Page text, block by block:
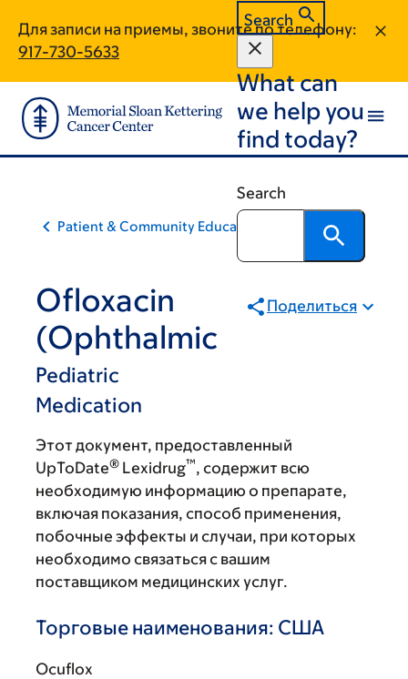
main
content
footer
Для записи на приемы, звоните по телефону:
917-730-5633
Search
What can
we help you
find today?
Search
Patient & Community Education
Ofloxacin
(Ophthalmic
Pediatric
Medication
Поделиться
Этот документ, предоставленный
UpToDate® Lexidrug™, содержит всю
необходимую информацию о препарате,
включая показания, способ применения,
побочные эффекты и случаи, при которых
необходимо связаться с вашим
поставщиком медицинских услуг.
Торговые наименования: США
Ocuflox